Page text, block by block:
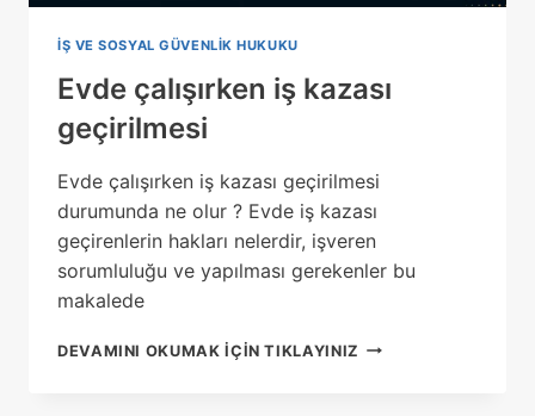
IŞ VE SOSYAL GÜVENLIK HUKUKU
Evde çalışırken iş kazası
geçirilmesi
Evde çalışırken iş kazası geçirilmesi
durumunda ne olur ? Evde iş kazası
geçirenlerin hakları nelerdir, işveren
sorumluluğu ve yapılması gerekenler bu
makalede
DEVAMINI OKUMAK IÇIN TIKLAYINIZ EVDE